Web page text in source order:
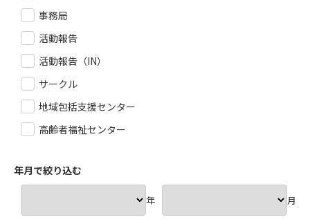
事務局
活動報告
活動報告（IN）
サークル
地域包括支援センター
高齢者福祉センター
年月で絞り込む
年 月